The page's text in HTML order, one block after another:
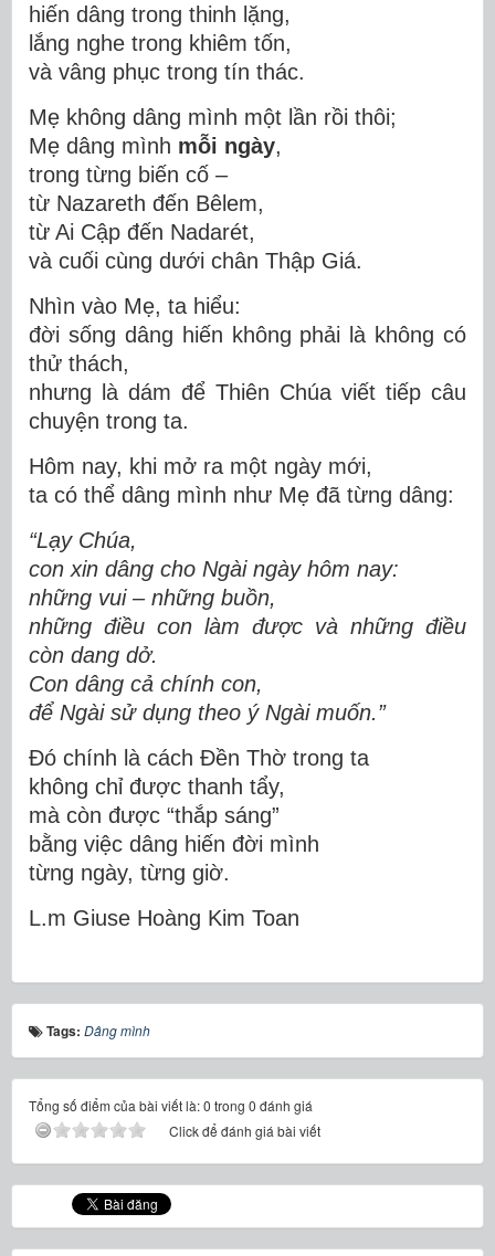
hiến dâng trong thinh lặng,
lắng nghe trong khiêm tốn,
và vâng phục trong tín thác.
Mẹ không dâng mình một lần rồi thôi;
Mẹ dâng mình mỗi ngày,
trong từng biến cố –
từ Nazareth đến Bêlem,
từ Ai Cập đến Nadarét,
và cuối cùng dưới chân Thập Giá.
Nhìn vào Mẹ, ta hiểu:
đời sống dâng hiến không phải là không có
thử thách,
nhưng là dám để Thiên Chúa viết tiếp câu
chuyện trong ta.
Hôm nay, khi mở ra một ngày mới,
ta có thể dâng mình như Mẹ đã từng dâng:
“Lạy Chúa,
con xin dâng cho Ngài ngày hôm nay:
những vui – những buồn,
những điều con làm được và những điều
còn dang dở.
Con dâng cả chính con,
để Ngài sử dụng theo ý Ngài muốn.”
Đó chính là cách Đền Thờ trong ta
không chỉ được thanh tẩy,
mà còn được “thắp sáng”
bằng việc dâng hiến đời mình
từng ngày, từng giờ.
L.m Giuse Hoàng Kim Toan
Tags: Dâng mình
Tổng số điểm của bài viết là: 0 trong 0 đánh giá
Click để đánh giá bài viết